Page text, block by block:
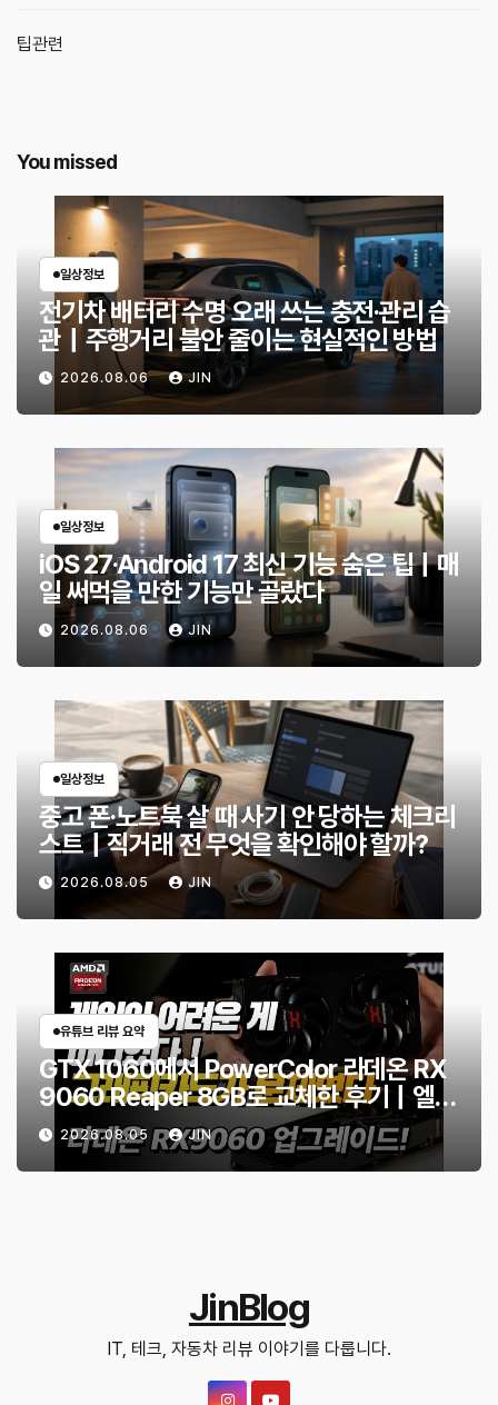
팁관련
You missed
일상정보
전기차 배터리 수명 오래 쓰는 충전·관리 습
관｜주행거리 불안 줄이는 현실적인 방법
2026.08.06 JIN
일상정보
iOS 27·Android 17 최신 기능 숨은 팁｜매
일 써먹을 만한 기능만 골랐다
2026.08.06 JIN
일상정보
중고 폰·노트북 살 때 사기 안 당하는 체크리
스트｜직거래 전 무엇을 확인해야 할까?
2026.08.05 JIN
유튜브 리뷰 요약
GTX 1060에서 PowerColor 라데온 RX
9060 Reaper 8GB로 교체한 후기｜엘든
링·몬스터 헌터 와일즈 체감 변화
2026.08.05 JIN
JinBlog
IT, 테크, 자동차 리뷰 이야기를 다룹니다.